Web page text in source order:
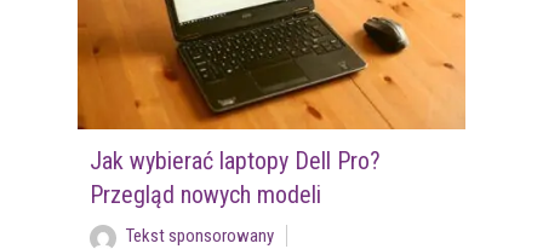
Jak wybierać laptopy Dell Pro?
Przegląd nowych modeli
Tekst sponsorowany